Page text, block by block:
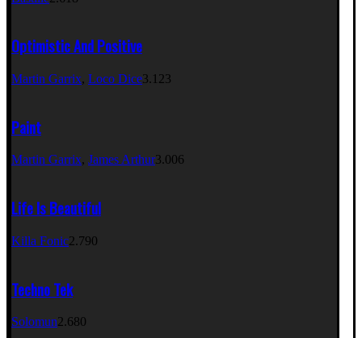
Optimistic And Positive
Martin Garrix, Loco Dice3.123
Paint
Martin Garrix, James Arthur3.006
Life Is Beautiful
Killa Fonic2.790
Techno Tek
Solomun2.680